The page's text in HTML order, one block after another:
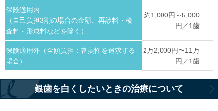
保険適用内
（自己負担3割の場合の金額、再診料・検
査料・形成料などを除く）
約1,000円～5,000
円／1歯
保険適用外（全額負担：審美性を追求する
場合）
2万2,000円〜11万
円／1歯
銀歯を白くしたいときの治療について